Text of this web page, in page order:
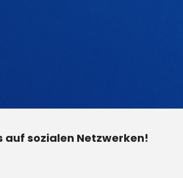
auf sozialen Netzwerken!